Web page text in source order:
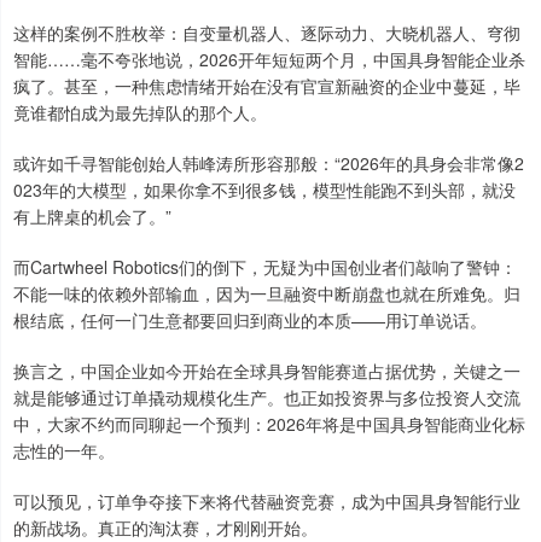
这样的案例不胜枚举：自变量机器人、逐际动力、大晓机器人、穹彻
智能……毫不夸张地说，2026开年短短两个月，中国具身智能企业杀
疯了。甚至，一种焦虑情绪开始在没有官宣新融资的企业中蔓延，毕
竟谁都怕成为最先掉队的那个人。
或许如千寻智能创始人韩峰涛所形容那般：“2026年的具身会非常像2
023年的大模型，如果你拿不到很多钱，模型性能跑不到头部，就没
有上牌桌的机会了。”
而Cartwheel Robotics们的倒下，无疑为中国创业者们敲响了警钟：
不能一味的依赖外部输血，因为一旦融资中断崩盘也就在所难免。归
根结底，任何一门生意都要回归到商业的本质——用订单说话。
换言之，中国企业如今开始在全球具身智能赛道占据优势，关键之一
就是能够通过订单撬动规模化生产。也正如投资界与多位投资人交流
中，大家不约而同聊起一个预判：2026年将是中国具身智能商业化标
志性的一年。
可以预见，订单争夺接下来将代替融资竞赛，成为中国具身智能行业
的新战场。真正的淘汰赛，才刚刚开始。